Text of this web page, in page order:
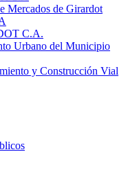
Mercados de Girardot
C.A.
Urbano del Municipio
y Construcción Vial